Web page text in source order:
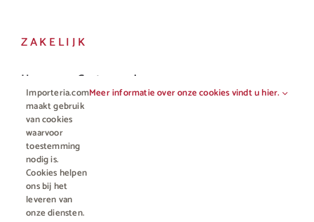
ZAKELIJK
Horeca en Gastronomie
Vakhandel
Importeria.com
maakt gebruik
van cookies
waarvoor
toestemming
nodig is.
Cookies helpen
ons bij het
leveren van
onze diensten.
Meer informatie over onze cookies vindt u hier.